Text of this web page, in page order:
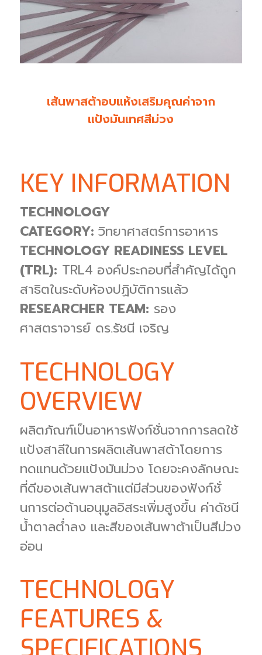
เส้นพาสต้าอบแห้งเสริมคุณค่าจาก
แป้งมันเทศสีม่วง
KEY INFORMATION
TECHNOLOGY
CATEGORY: วิทยาศาสตร์การอาหาร
TECHNOLOGY READINESS LEVEL
(TRL): TRL4 องค์ประกอบที่สำคัญได้ถูก
สาธิตในระดับห้องปฏิบัติการแล้ว
RESEARCHER TEAM: รอง
ศาสตราจารย์ ดร.รัชนี เจริญ
TECHNOLOGY
OVERVIEW
ผลิตภัณฑ์เป็นอาหารฟังก์ชั่นจากการลดใช้
แป้งสาลีในการผลิตเส้นพาสต้าโดยการ
ทดแทนด้วยแป้งมันม่วง โดยจะคงลักษณะ
ที่ดีของเส้นพาสต้าแต่มีส่วนของฟังก์ชั่
นการต่อต้านอนุมูลอิสระเพิ่มสูงขึ้น ค่าดัชนี
น้ำตาลต่ำลง และสีของเส้นพาต้าเป็นสีม่วง
อ่อน
TECHNOLOGY
FEATURES &